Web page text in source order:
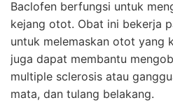
Baclofen berfungsi untuk
kejang otot. Obat ini bekerja
untuk melemaskan otot yang
juga dapat membantu
multiple sclerosis atau
mata, dan tulang belakang.